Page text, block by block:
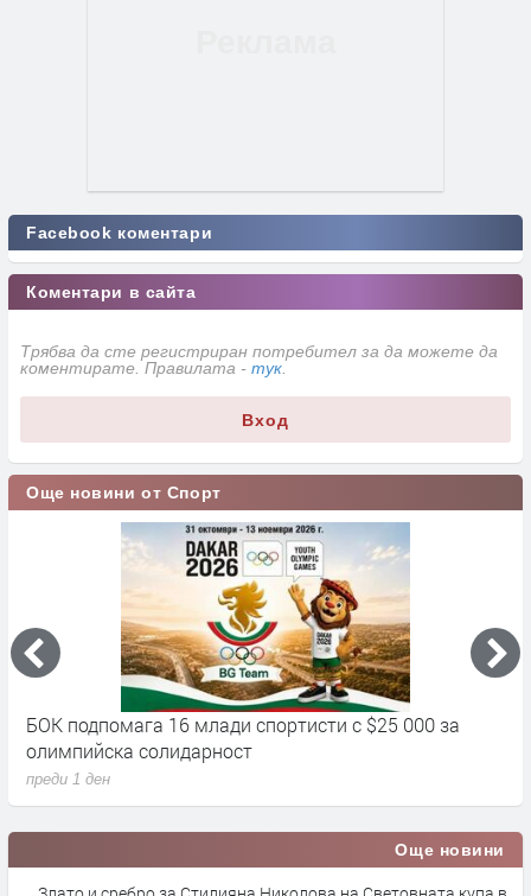
Facebook коментари
Коментари в сайта
Трябва да сте регистриран потребител за да можете да
коментирате. Правилата - тук
Вход
Още новини от Спорт
БОК подпомага 16 млади спортисти с $25 000 за
олимпийска солидарност
преди 1 ден
Още новини